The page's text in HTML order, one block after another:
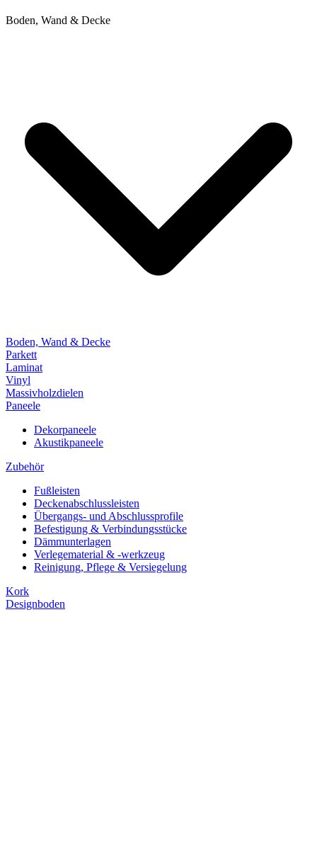
Boden, Wand & Decke
Boden, Wand & Decke
Parkett
Laminat
Vinyl
Massivholzdielen
Paneele
Dekorpaneele
Akustikpaneele
Zubehör
Fußleisten
Deckenabschlussleisten
Übergangs- und Abschlussprofile
Befestigung & Verbindungsstücke
Dämmunterlagen
Verlegematerial & -werkzeug
Reinigung, Pflege & Versiegelung
Kork
Designboden